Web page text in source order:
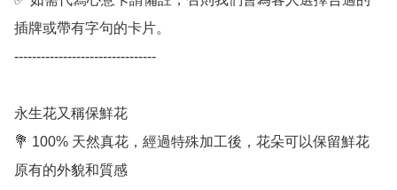
插牌或帶有字句的卡片。
--------------------------------
永生花又稱保鮮花
💐 100% 天然真花，經過特殊加工後，花朵可以保留鮮花
原有的外貌和質感